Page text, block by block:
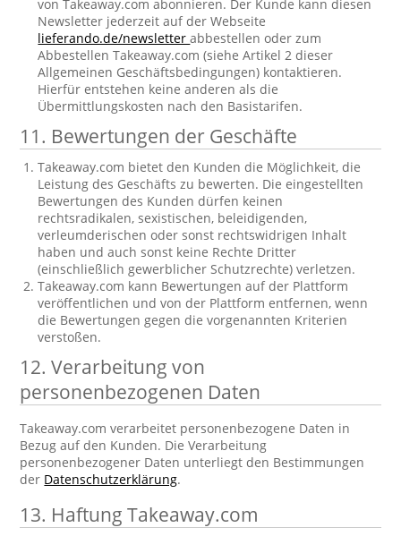
von Takeaway.com abonnieren. Der Kunde kann diesen
Newsletter jederzeit auf der Webseite
lieferando.de/newsletterabbestellen oder zum
Abbestellen Takeaway.com (siehe Artikel 2 dieser
Allgemeinen Geschäftsbedingungen) kontaktieren.
Hierfür entstehen keine anderen als die
Übermittlungskosten nach den Basistarifen.
11. Bewertungen der Geschäfte
Takeaway.com bietet den Kunden die Möglichkeit, die
Leistung des Geschäfts zu bewerten. Die eingestellten
Bewertungen des Kunden dürfen keinen
rechtsradikalen, sexistischen, beleidigenden,
verleumderischen oder sonst rechtswidrigen Inhalt
haben und auch sonst keine Rechte Dritter
(einschließlich gewerblicher Schutzrechte) verletzen.
Takeaway.com kann Bewertungen auf der Plattform
veröffentlichen und von der Plattform entfernen, wenn
die Bewertungen gegen die vorgenannten Kriterien
verstoßen.
12. Verarbeitung von
personenbezogenen Daten
Takeaway.com verarbeitet personenbezogene Daten in
Bezug auf den Kunden. Die Verarbeitung
personenbezogener Daten unterliegt den Bestimmungen
der Datenschutzerklärung.
13. Haftung Takeaway.com